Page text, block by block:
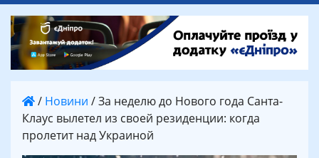
/ Новини /За неделю до Нового года Санта-
Клаус вылетел из своей резиденции: когда
пролетит над Украиной